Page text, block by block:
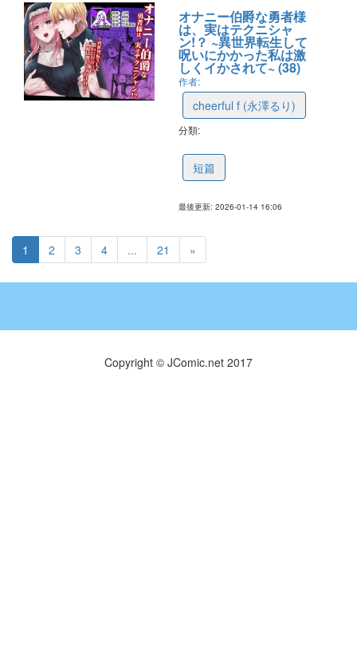
オナニー伯爵な勇者様
は、実はテクニシャ
ン!？ ~異世界転生して
呪いにかかった私は激
しくイかされて~ (38)
作者:
cheerful f (永澤るり)
分類:
短篇
最後更新: 2026-01-14 16:06
1 2 3 4 ... 21 »
Copyright © JComic.net 2017